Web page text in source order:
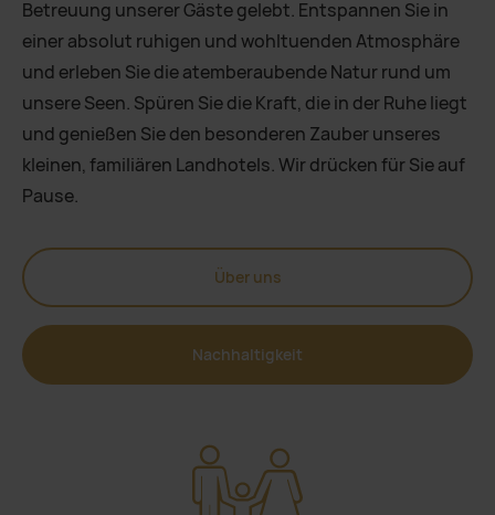
Betreuung unserer Gäste gelebt. Entspannen Sie in
einer absolut ruhigen und wohltuenden Atmosphäre
und erleben Sie die atemberaubende Natur rund um
unsere Seen. Spüren Sie die Kraft, die in der Ruhe liegt
und genießen Sie den besonderen Zauber unseres
kleinen, familiären Landhotels. Wir drücken für Sie auf
Pause.
Über uns
Nachhaltigkeit